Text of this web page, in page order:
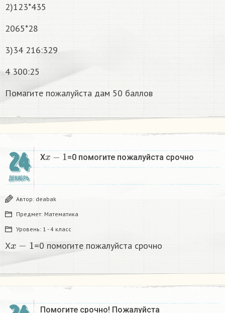
2)123*435
2065*28
3)34 216:329
4 300:25
Помагите пожалуйста дам 50 баллов
24
ДЕКАБРЬ
X
x−1
=0 помогите пожалуйста срочно
Автор: deabak
Предмет: Математика
Уровень: 1 - 4 класс
X =0 помогите пожалуйста срочно
Помогите срочно! Пожалуйста